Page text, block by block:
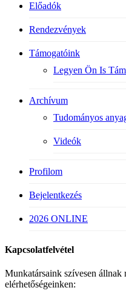
Előadók
Rendezvények
Támogatóink
Legyen Ön Is
Archívum
Tudományos
Videók
Profilom
Bejelentkezés
2026 ONLINE
Kapcsolatfelvétel
Munkatársaink szívesen állnak
elérhetőségeinken: